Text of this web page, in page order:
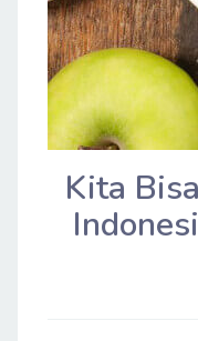
Kita